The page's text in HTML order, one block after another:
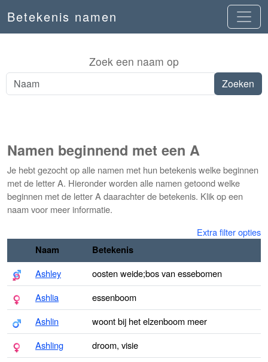
Betekenis namen
Zoek een naam op
Namen beginnend met een A
Je hebt gezocht op alle namen met hun betekenis welke beginnen
met de letter A. Hieronder worden alle namen getoond welke
beginnen met de letter A daarachter de betekenis. Klik op een
naam voor meer informatie.
Extra filter opties
Naam
Betekenis
Ashley
oosten weide;bos van essebomen
Ashlia
essenboom
Ashlin
woont bij het elzenboom meer
Ashling
droom, visie